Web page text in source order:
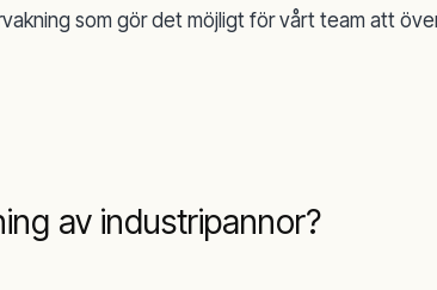
som gör det möjligt för vårt team att
av industripannor?